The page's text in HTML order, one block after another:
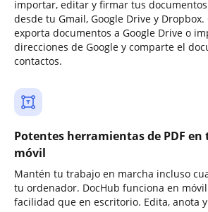
importar, editar y firmar tus
desde tu Gmail, Google Drive y
exporta documentos a Google Drive o
direcciones de Google y comparte el
contactos.
Potentes herramientas de PDF
móvil
Mantén tu trabajo en marcha incluso
tu ordenador. DocHub funciona en
facilidad que en escritorio. Edita, anota